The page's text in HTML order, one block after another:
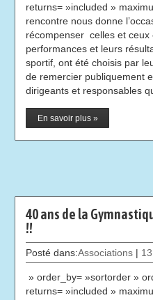
returns= »included »
rencontre nous donne
récompenser celles et
performances et leurs
sportif, ont été choisis par
de remercier publiquement
dirigeants et responsables
En savoir plus »
40 ans de la
!!
Posté dans:Associations |
» order_by= »sortorder »
returns= »included »